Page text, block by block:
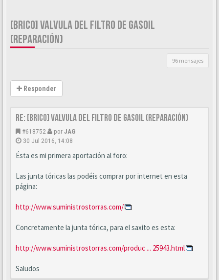
[BRICO] VALVULA DEL FILTRO DE GASOIL
(REPARACIÓN)
96 mensajes
Responder
Re: [BRICO] Valvula del filtro de gasoil (reparación)
#618752 porJAG
30 Jul 2016, 14:08
Ésta es mi primera aportación al foro:
Las junta tóricas las podéis comprar por internet en esta
página:
http://www.suministrostorras.com/
Concretamente la junta tórica, para el saxito es esta:
http://www.suministrostorras.com/produc ... 25943.html
Saludos